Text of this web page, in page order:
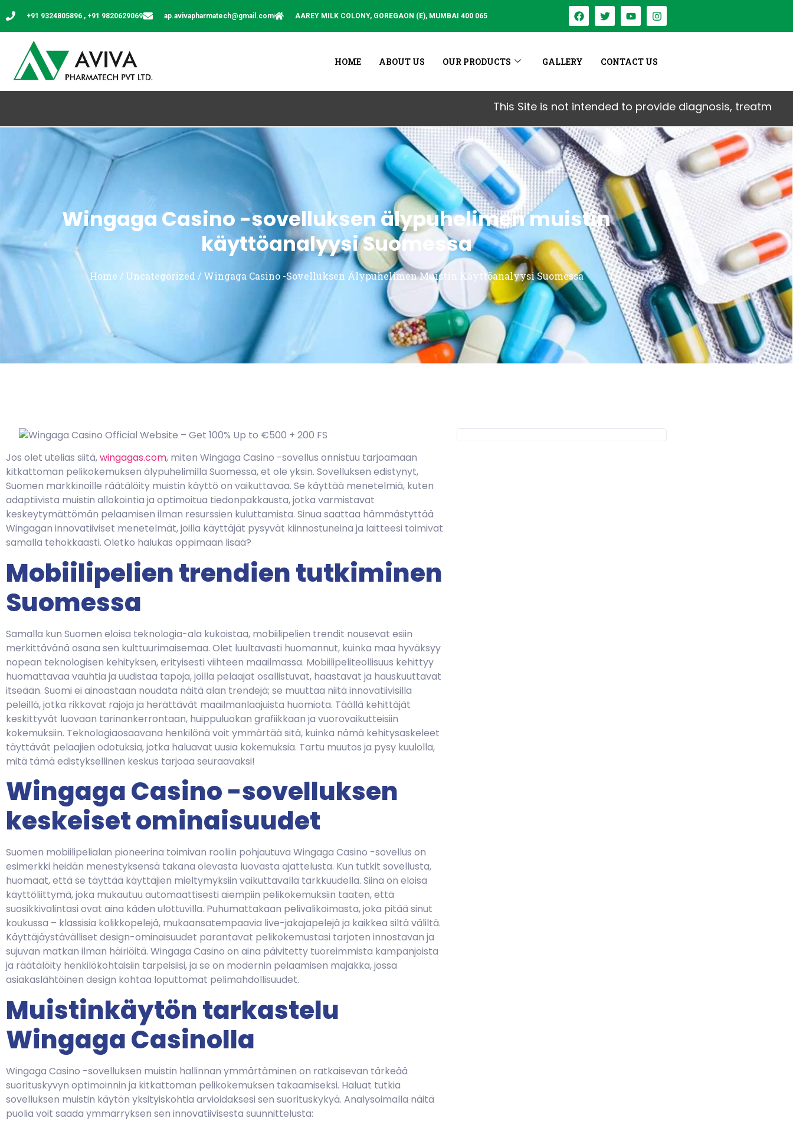
+91 9324805896 , +91 9820629069 ap.avivapharmatech@gmail.com AAREY MILK COLONY, GOREGAON (E), MUMBAI 400 065
HOME ABOUT US OUR PRODUCTS GALLERY CONTACT US
This Site is not intended to provide diagnosis, treatment,
Wingaga Casino -sovelluksen älypuhelimen muistin
käyttöanalyysi Suomessa
Home / Uncategorized / Wingaga Casino -sovelluksen Älypuhelimen Muistin Käyttöanalyysi Suomessa
Jos olet utelias siitä,wingagas.com, miten Wingaga Casino -sovellus onnistuu tarjoamaan
kitkattoman pelikokemuksen älypuhelimilla Suomessa, et ole yksin. Sovelluksen edistynyt,
Suomen markkinoille räätälöity muistin käyttö on vaikuttavaa. Se käyttää menetelmiä, kuten
adaptiivista muistin allokointia ja optimoitua tiedonpakkausta, jotka varmistavat
keskeytymättömän pelaamisen ilman resurssien kuluttamista. Sinua saattaa hämmästyttää
Wingagan innovatiiviset menetelmät, joilla käyttäjät pysyvät kiinnostuneina ja laitteesi toimivat
samalla tehokkaasti. Oletko halukas oppimaan lisää?
Mobiilipelien trendien tutkiminen
Suomessa
Samalla kun Suomen eloisa teknologia-ala kukoistaa, mobiilipelien trendit nousevat esiin
merkittävänä osana sen kulttuurimaisemaa. Olet luultavasti huomannut, kuinka maa hyväksyy
nopean teknologisen kehityksen, erityisesti viihteen maailmassa. Mobiilipeliteollisuus kehittyy
huomattavaa vauhtia ja uudistaa tapoja, joilla pelaajat osallistuvat, haastavat ja hauskuuttavat
itseään. Suomi ei ainoastaan noudata näitä alan trendejä; se muuttaa niitä innovatiivisilla
peleillä, jotka rikkovat rajoja ja herättävät maailmanlaajuista huomiota. Täällä kehittäjät
keskittyvät luovaan tarinankerrontaan, huippuluokan grafiikkaan ja vuorovaikutteisiin
kokemuksiin. Teknologiaosaavana henkilönä voit ymmärtää sitä, kuinka nämä kehitysaskeleet
täyttävät pelaajien odotuksia, jotka haluavat uusia kokemuksia. Tartu muutos ja pysy kuulolla,
mitä tämä edistyksellinen keskus tarjoaa seuraavaksi!
Wingaga Casino -sovelluksen
keskeiset ominaisuudet
Suomen mobiilipelialan pioneerina toimivan rooliin pohjautuva Wingaga Casino -sovellus on
esimerkki heidän menestyksensä takana olevasta luovasta ajattelusta. Kun tutkit sovellusta,
huomaat, että se täyttää käyttäjien mieltymyksiin vaikuttavalla tarkkuudella. Siinä on eloisa
käyttöliittymä, joka mukautuu automaattisesti aiempiin pelikokemuksiin taaten, että
suosikkivalintasi ovat aina käden ulottuvilla. Puhumattakaan pelivalikoimasta, joka pitää sinut
koukussa – klassisia kolikkopelejä, mukaansatempaavia live-jakajapelejä ja kaikkea siltä väliltä.
Käyttäjäystävälliset design-ominaisuudet parantavat pelikokemustasi tarjoten innostavan ja
sujuvan matkan ilman häiriöitä. Wingaga Casino on aina päivitetty tuoreimmista kampanjoista
ja räätälöity henkilökohtaisiin tarpeisiisi, ja se on modernin pelaamisen majakka, jossa
asiakaslähtöinen design kohtaa loputtomat pelimahdollisuudet.
Muistinkäytön tarkastelu
Wingaga Casinolla
Wingaga Casino -sovelluksen muistin hallinnan ymmärtäminen on ratkaisevan tärkeää
suorituskyvyn optimoinnin ja kitkattoman pelikokemuksen takaamiseksi. Haluat tutkia
sovelluksen muistin käytön yksityiskohtia arvioidaksesi sen suorituskykyä. Analysoimalla näitä
puolia voit saada ymmärryksen sen innovatiivisesta suunnittelusta: